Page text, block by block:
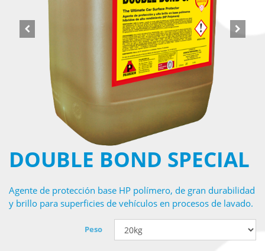
DOUBLE BOND SPECIAL
Agente de protección base HP polímero, de gran durabilidad
y brillo para superficies de vehículos en procesos de lavado.
Peso